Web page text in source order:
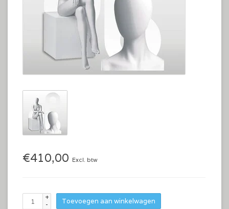
€410,00 Excl. btw
+
-
Toevoegen aan winkelwagen